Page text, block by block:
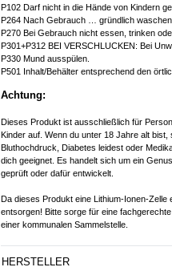
P102 Darf nicht in die Hände von Kindern
P264 Nach Gebrauch … gründlich waschen.
P270 Bei Gebrauch nicht essen, trinken
P301+P312 BEI VERSCHLUCKEN: Bei
P330 Mund ausspülen.
P501 Inhalt/Behälter entsprechend den
Achtung:
Dieses Produkt ist ausschließlich für
Kinder auf. Wenn du unter 18 Jahre alt
Bluthochdruck, Diabetes leidest oder
dich geeignet. Es handelt sich um ein
geprüft oder dafür entwickelt.
Da dieses Produkt eine Lithium-Ionen-
entsorgen! Bitte sorge für eine
einer kommunalen Sammelstelle.
HERSTELLER